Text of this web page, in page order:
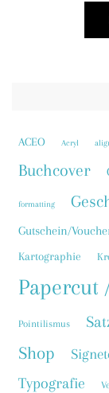
ACEO Acryl
Buchcover
formatting
Gutschein/
Kartographie
Papercut
Pointilismus
Shop
Typografie